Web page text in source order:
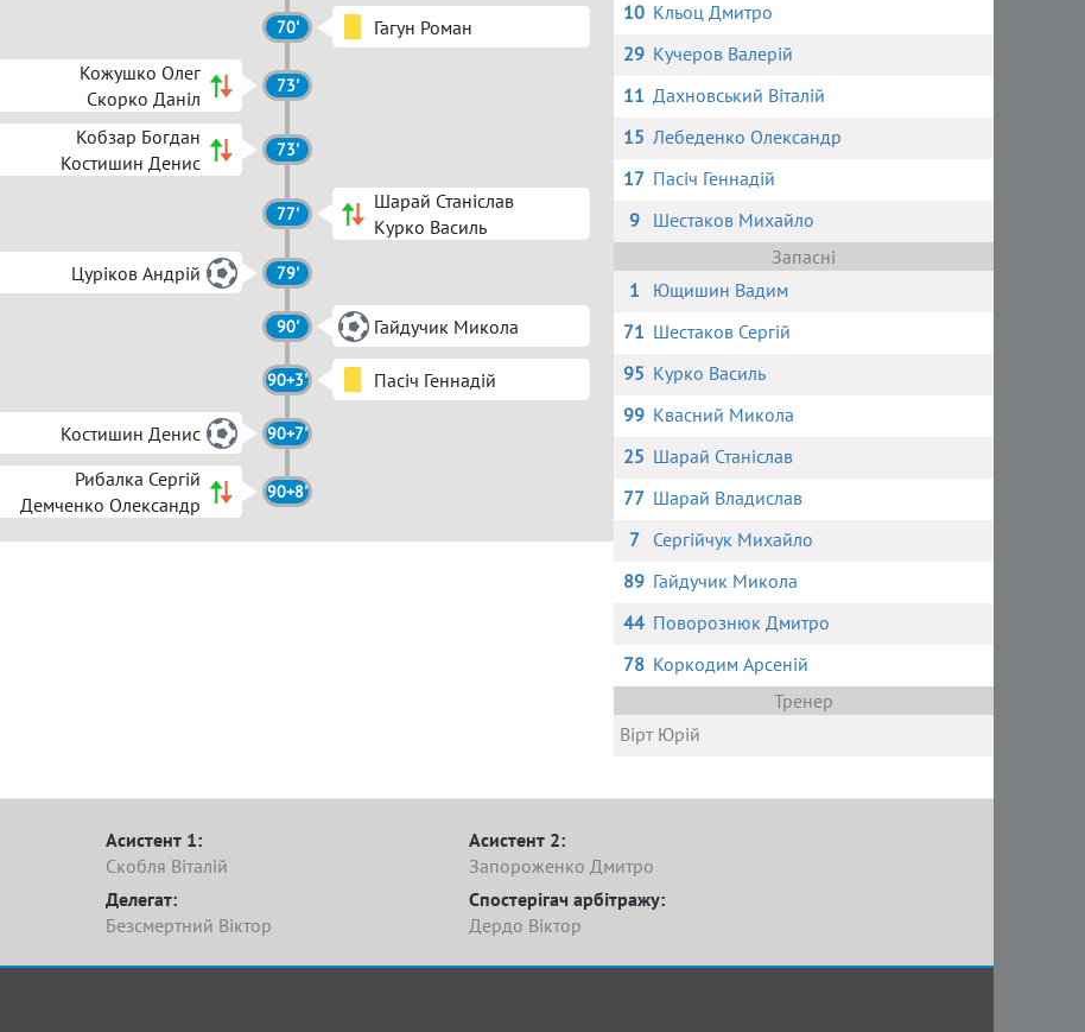
70'
Гагун Роман
Кожушко Олег
Скорко Даніл
73'
Кобзар Богдан
Костишин Денис
73'
77'
Шарай Станіслав
Курко Василь
Цуріков Андрій
79'
90' Гайдучик Микола
90+3' Пасіч Геннадій
Костишин Денис 90+7'
Рибалка Сергій
Демченко Олександр
90+8'
10 Кльоц Дмитро
29 Кучеров Валерій
11 Дахновський Віталій
15 Лебеденко Олександр
17 Пасіч Геннадій
9
Шестаков Михайло
Запасні
1
Ющишин Вадим
71 Шестаков Сергій
95 Курко Василь
99 Квасний Микола
25 Шарай Станіслав
77 Шарай Владислав
7
Сергійчук Михайло
89 Гайдучик Микола
44 Поворознюк Дмитро
78 Коркодим Арсеній
Тренер
Вірт Юрій
Асистент 1:
Скобля Віталій
Асистент 2:
Запороженко Дмитро
Делегат:
Безсмертний Віктор
Спостерігач арбітражу:
Дердо Віктор